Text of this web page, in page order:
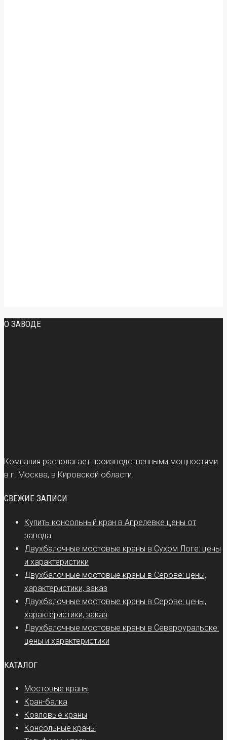
О ЗАВОДЕ
Компания располагает производственными мощностями
в г. Москва, в Кировской области.
СВЕЖИЕ ЗАПИСИ
Купить консольный кран в Апрелевке цены от
завода
Двухбалочные мостовые краны в Сухом Логе: цены
и характеристики
Двухбалочные мостовые краны в Серове: цены,
характеристики, заказ
Двухбалочные мостовые краны в Серове: цены,
характеристики, заказ
Двухбалочные мостовые краны в Североуральске:
цены и характеристики
КАТАЛОГ
Мостовые краны
Кран-балка
Козловые краны
Консольные краны